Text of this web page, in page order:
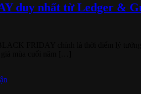
duy nhất từ Ledger &